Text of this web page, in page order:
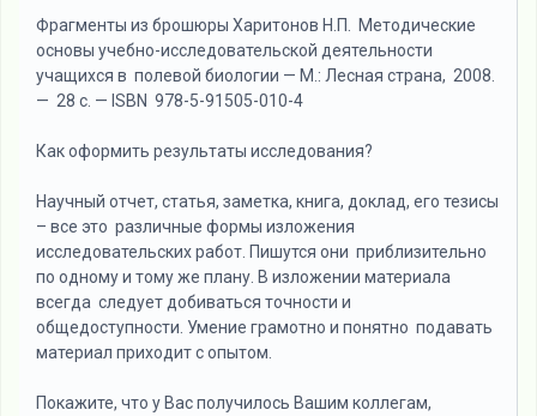
Фрагменты из брошюры Харитонов Н.П. Методические
основы учебно-исследовательской деятельности
учащихся в полевой биологии — М.: Лесная страна, 2008.
— 28 с. — ISBN 978-5-91505-010-4
Как оформить результаты исследования?
Научный отчет, статья, заметка, книга, доклад, его тезисы
– все это различные формы изложения
исследовательских работ. Пишутся они приблизительно
по одному и тому же плану. В изложении материала
всегда следует добиваться точности и
общедоступности. Умение грамотно и понятно подавать
материал приходит с опытом.
Покажите, что у Вас получилось Вашим коллегам,